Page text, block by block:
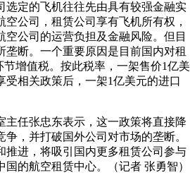
定的飞机往往先由具有较强金融实
公司，租赁公司享有飞机所有权，
公司的运营负担及金融风险。但目
断。一个重要原因是目前国内对租
增值税。按此税率，一架售价1亿美
受相关政策后，一架1亿美元的进口
任张忠东表示，这一政策将直接降
，并打破国外公司对市场的垄断。
推进，将吸引国内更多租赁公司参与
的航空租赁中心。（记者 张勇智）